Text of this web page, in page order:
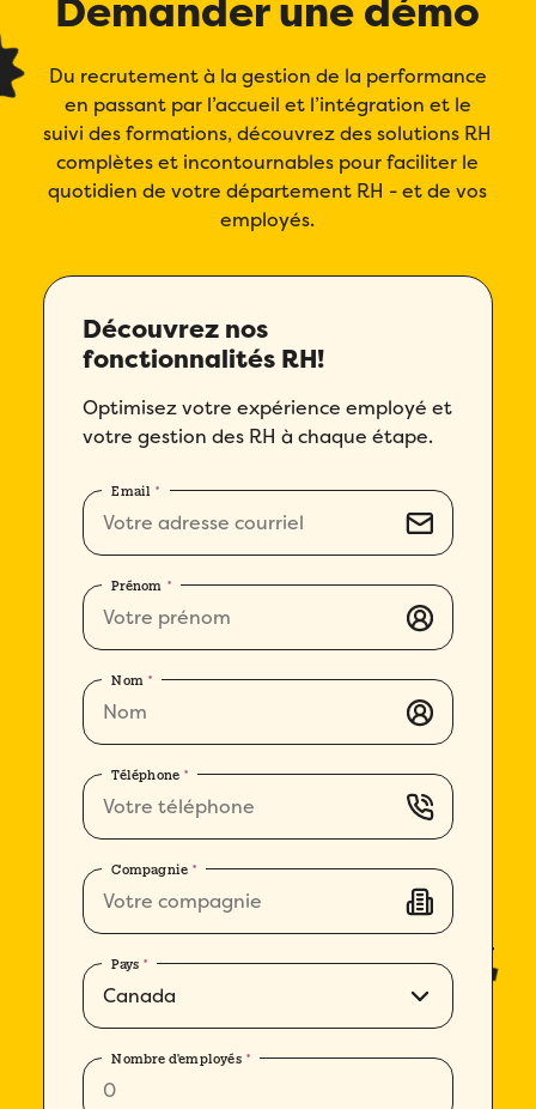
Demander une démo
Du recrutement à la gestion de la performance
en passant par l’accueil et l’intégration et le
suivi des formations, découvrez des solutions RH
complètes et incontournables pour faciliter le
quotidien de votre département RH - et de vos
employés.
Découvrez nos
fonctionnalités RH!
Optimisez votre expérience employé et
votre gestion des RH à chaque étape.
Email *
Prénom *
Nom *
Téléphone *
Compagnie *
Pays *
Nombre d'employés *